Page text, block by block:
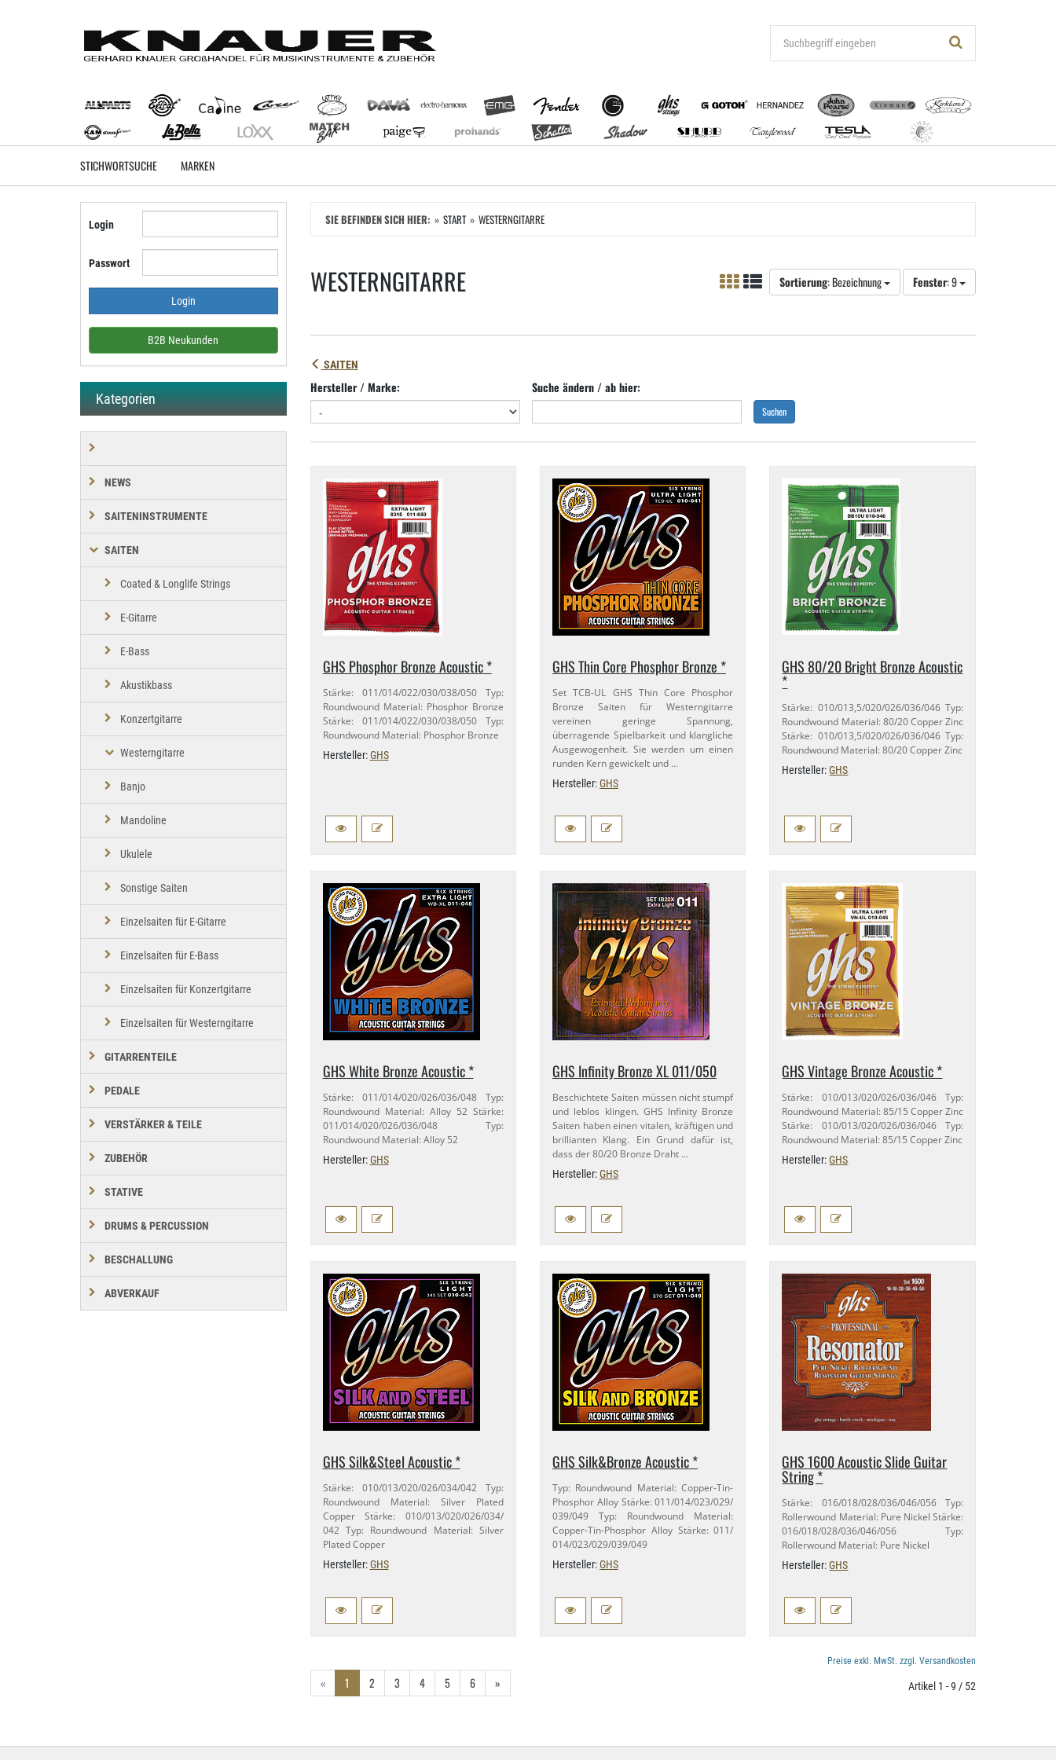
STICHWORTSUCHE MARKEN
SIE BEFINDEN SICH HIER: START WESTERNGITARRE
WESTERNGITARRE Sortierung: Bezeichnung Fenster: 9
SAITEN
Hersteller / Marke: Suche ändern / ab hier:
Suchen
GHS Phosphor Bronze Acoustic *
Stärke: 011/​014/​022/​030/​038/​050 Typ:
Roundwound Material: Phosphor Bronze
Stärke: 011/​014/​022/​030/​038/​050 Typ:
Roundwound Material: Phosphor Bronze
Hersteller:GHS
GHS Thin Core Phosphor Bronze *
Set TCB-​UL GHS Thin Core Phosphor
Bronze Saiten für Westerngitarre
vereinen geringe Spannung,
überragende Spielbarkeit und klangliche
Ausgewogenheit. Sie werden um einen
runden Kern gewickelt und …
Hersteller:GHS
GHS 80/​20 Bright Bronze Acoustic
*
Stärke: 010/​013,​5/020/​026/​036/​046 Typ:
Roundwound Material: 80/​20 Copper Zinc
Stärke: 010/​013,​5/020/​026/​036/​046 Typ:
Roundwound Material: 80/​20 Copper Zinc
Hersteller:GHS
GHS White Bronze Acoustic *
Stärke: 011/​014/​020/​026/​036/​048 Typ:
Roundwound Material: Alloy 52 Stärke:
011/​014/​020/​026/​036/​048 Typ:
Roundwound Material: Alloy 52
Hersteller:GHS
GHS Infinity Bronze XL 011/​050
Beschichtete Saiten müssen nicht stumpf
und leblos klingen. GHS Infinity Bronze
Saiten haben einen vitalen, kräftigen und
brillianten Klang. Ein Grund dafür ist,
dass der 80/​20 Bronze Draht …
Hersteller:GHS
GHS Vintage Bronze Acoustic *
Stärke: 010/​013/​020/​026/​036/​046 Typ:
Roundwound Material: 85/​15 Copper Zinc
Stärke: 010/​013/​020/​026/​036/​046 Typ:
Roundwound Material: 85/​15 Copper Zinc
Hersteller:GHS
GHS Silk&Steel Acoustic *
Stärke: 010/​013/​020/​026/​034/​042 Typ:
Roundwound Material: Silver Plated
Copper Stärke: 010/​013/​020/​026/​034/​
042 Typ: Roundwound Material: Silver
Plated Copper
Hersteller:GHS
GHS Silk&Bronze Acoustic *
Typ: Roundwound Material: Copper-​Tin-​
Phosphor Alloy Stärke: 011/​014/​023/​029/​
039/​049 Typ: Roundwound Material:
Copper-​Tin-​Phosphor Alloy Stärke: 011/​
014/​023/​029/​039/​049
Hersteller:GHS
GHS 1600 Acoustic Slide Guitar
String *
Stärke: 016/​018/​028/​036/​046/​056 Typ:
Rollerwound Material: Pure Nickel Stärke:
016/​018/​028/​036/​046/​056 Typ:
Rollerwound Material: Pure Nickel
Hersteller:GHS
Preise exkl. MwSt. zzgl. Versandkosten
« 1 2 3 4 5 6 » Artikel 1 - 9 / 52
Login
Passwort
B2B Neukunden
Kategorien
NEWS
SAITENINSTRUMENTE
SAITEN
Coated & Longlife Strings
E-Gitarre
E-Bass
Akustikbass
Konzertgitarre
Westerngitarre
Banjo
Mandoline
Ukulele
Sonstige Saiten
Einzelsaiten für E-Gitarre
Einzelsaiten für E-Bass
Einzelsaiten für Konzertgitarre
Einzelsaiten für Westerngitarre
GITARRENTEILE
PEDALE
VERSTÄRKER & TEILE
ZUBEHÖR
STATIVE
DRUMS & PERCUSSION
BESCHALLUNG
ABVERKAUF